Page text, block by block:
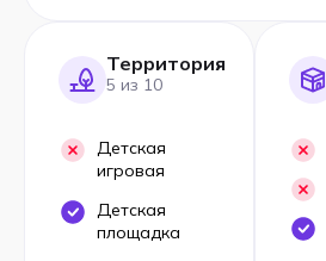
Территория
5 из 10
Детская
игровая
Детская
площадка